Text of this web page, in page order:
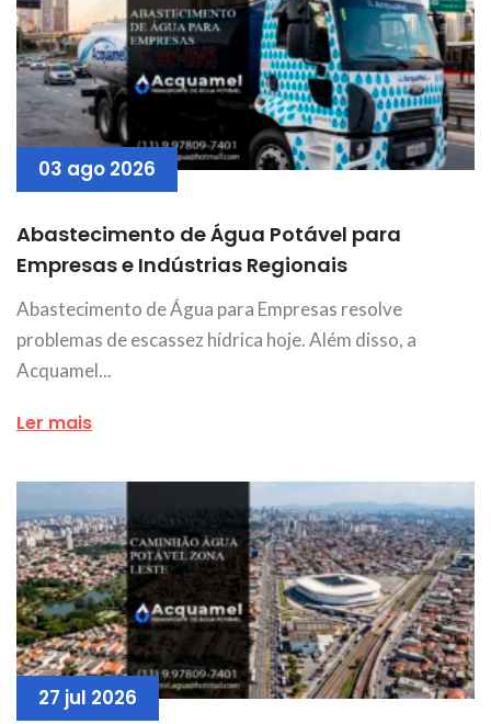
03 ago 2026
Abastecimento de Água Potável para
Empresas e Indústrias Regionais
Abastecimento de Água para Empresas resolve
problemas de escassez hídrica hoje. Além disso, a
Acquamel...
Ler mais
27 jul 2026